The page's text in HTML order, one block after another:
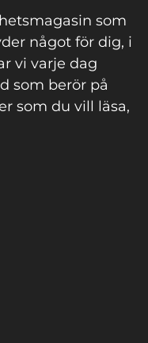
som
något för dig, i
vi varje dag
som berör på
som du vill läsa,